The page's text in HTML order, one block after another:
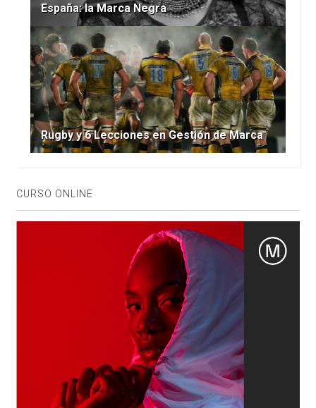
España: la Marca Negra
Rugby y 6 Lecciones en Gestión de Marca
CURSO ONLINE